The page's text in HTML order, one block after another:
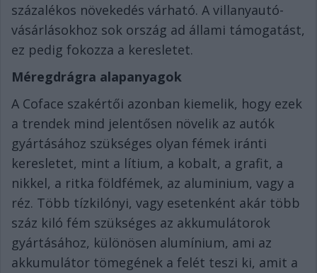
százalékos növekedés várható. A villanyautó-
vásárlásokhoz sok ország ad állami támogatást,
ez pedig fokozza a keresletet.
Méregdrágra alapanyagok
A Coface szakértői azonban kiemelik, hogy ezek
a trendek mind jelentősen növelik az autók
gyártásához szükséges olyan fémek iránti
keresletet, mint a lítium, a kobalt, a grafit, a
nikkel, a ritka földfémek, az aluminium, vagy a
réz. Több tízkilónyi, vagy esetenként akár több
száz kiló fém szükséges az akkumulátorok
gyártásához, különösen alumínium, ami az
akkumulátor tömegének a felét teszi ki, amit a